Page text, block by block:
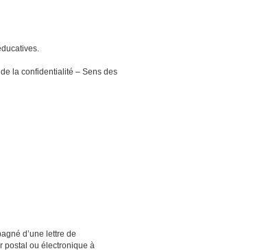
la confidentialité – Sens des
d’une lettre de
postal ou électronique à